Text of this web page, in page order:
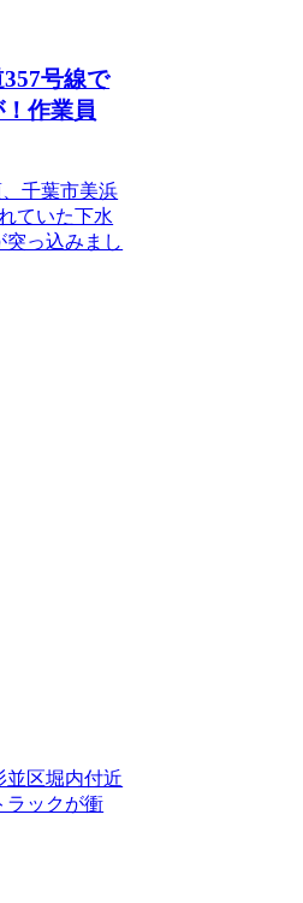
号線で
作業員
、千葉市美浜
ていた下水
っ込みまし
並区堀内付近
ックが衝